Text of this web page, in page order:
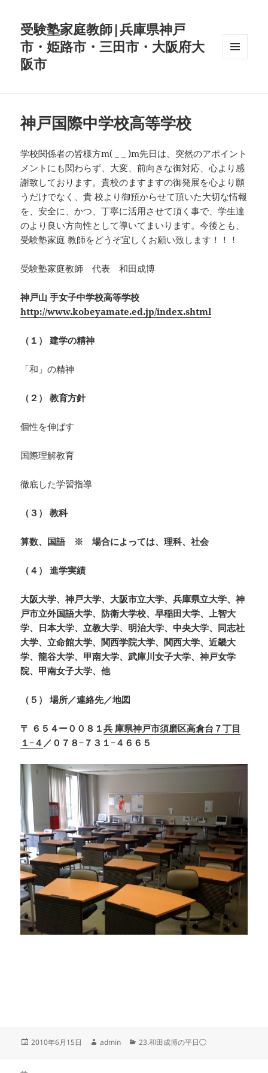
受験塾家庭教師|兵庫県神戸
市・姫路市・三田市・大阪府大
阪市
神戸国際中学校高等学校
学校関係者の皆様方m( _ _ )m先日は、突然のアポイント
メントにも関わらず、大変、前向きな御対応、心より感
謝致しております。貴校のますますの御発展を心より願
うだけでなく、貴 校より御預からせて頂いた大切な情報
を、安全に、かつ、丁寧に活用させて頂く事で、学生達
のより良い方向性として導いてまいります。今後とも、
受験塾家庭 教師をどうぞ宜しくお願い致します！！！
受験塾家庭教師 代表 和田成博
神戸山 手女子中学校高等学校
http://www.kobeyamate.ed.jp/index.shtml
（１） 建学の精神
「和」の精神
（２） 教育方針
個性を伸ばす
国際理解教育
徹底した学習指導
（３） 教科
算数、国語 ※ 場合によっては、理科、社会
（４） 進学実績
大阪大学、神戸大学、大阪市立大学、兵庫県立大学、神
戸市立外国語大学、防衛大学校、早稲田大学、上智大
学、日本大学、立教大学、明治大学、中央大学、同志社
大学、立命館大学、関西学院大学、関西大学、近畿大
学、龍谷大学、甲南大学、武庫川女子大学、神戸女学
院、甲南女子大学、他
（５） 場所／連絡先／地図
〒 ６５４ー００８１兵 庫県神戸市須磨区高倉台７丁目
１−４ ／０７８−７３１−４６６５
投
2010年6月15日
作
admin
カ
23.和田成博の平日◯